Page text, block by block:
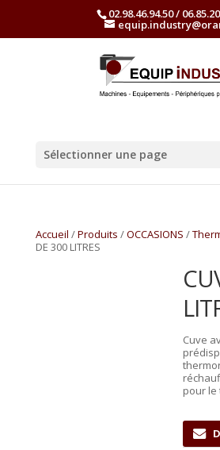
02.98.46.94.50 /
Sélectionner une page
Accueil /Produits /OCCASIONS /
DE 300 LITRES
Cuve
pour le